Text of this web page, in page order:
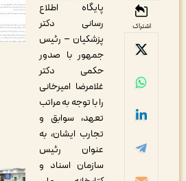
پایگاه اطلاع‌
رسانی دکتر
پزشکیان – رئیس
جمهور با صدور
حکمی دکتر
غلامرضا امیرخانی
را با توجه به مراتب
تعهد، سوابق و
تجارب ایشان، به
عنوان رئیس
سازمان اسناد و